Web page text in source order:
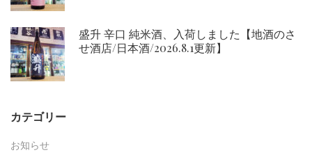
盛升 辛口 純米酒、入荷しました【地酒のさ
せ酒店/日本酒/2026.8.1更新】
カテゴリー
お知らせ